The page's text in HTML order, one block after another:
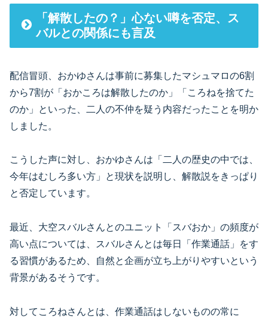
「解散したの？」心ない噂を否定、ス
バルとの関係にも言及
配信冒頭、おかゆさんは事前に募集したマシュマロの6割
から7割が「おかころは解散したのか」「ころねを捨てた
のか」といった、二人の不仲を疑う内容だったことを明か
しました。
こうした声に対し、おかゆさんは「二人の歴史の中では、
今年はむしろ多い方」と現状を説明し、解散説をきっぱり
と否定しています。
最近、大空スバルさんとのユニット「スバおか」の頻度が
高い点については、スバルさんとは毎日「作業通話」をす
る習慣があるため、自然と企画が立ち上がりやすいという
背景があるそうです。
対してころねさんとは、作業通話はしないものの常に